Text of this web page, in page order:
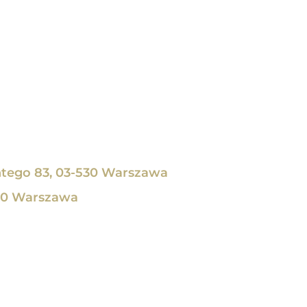
83, 03-530 Warszawa
Warszawa